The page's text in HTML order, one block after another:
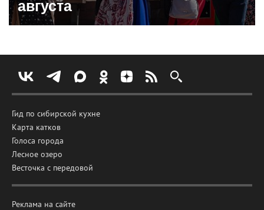
августа
Гид по сибирской кухне
Карта катков
Голоса города
Лесное озеро
Весточка с передовой
Реклама на сайте